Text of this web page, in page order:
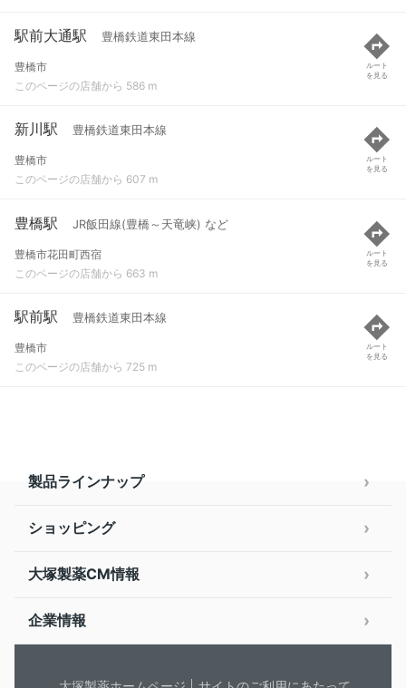
駅前大通駅 豊橋鉄道東田本線
豊橋市
このページの店舗から 586 m
ルート
を見る
新川駅 豊橋鉄道東田本線
豊橋市
このページの店舗から 607 m
ルート
を見る
豊橋駅 JR飯田線(豊橋～天竜峡) など
豊橋市花田町西宿
このページの店舗から 663 m
ルート
を見る
駅前駅 豊橋鉄道東田本線
豊橋市
このページの店舗から 725 m
ルート
を見る
製品ラインナップ
ショッピング
大塚製薬CM情報
企業情報